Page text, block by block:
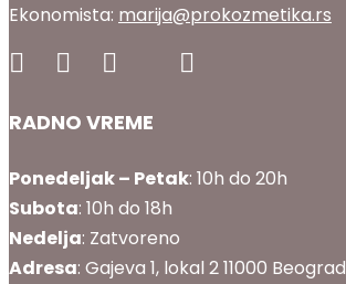
Ekonomista: marija@prokozmetika.rs
RADNO VREME
Ponedeljak – Petak: 10h do 20h
Subota: 10h do 18h
Nedelja: Zatvoreno
Adresa: Gajeva 1, lokal 2 11000 Beograd